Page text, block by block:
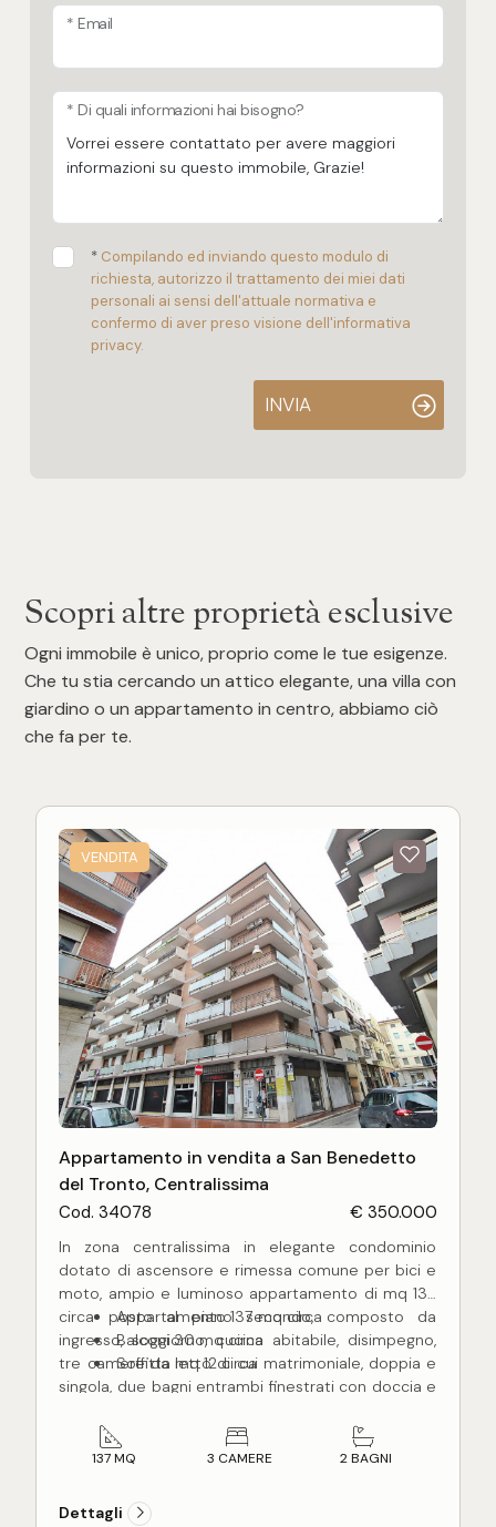
* Email
* Di quali informazioni hai bisogno?
* Compilando ed inviando questo modulo di
richiesta, autorizzo il trattamento dei miei dati
personali ai sensi dell'attuale normativa e
confermo di aver preso visione dell'informativa
privacy.
INVIA
Scopri altre proprietà esclusive
Ogni immobile è unico, proprio come le tue esigenze.
Che tu stia cercando un attico elegante, una villa con
giardino o un appartamento in centro, abbiamo ciò
che fa per te.
VENDITA
Appartamento in vendita a San Benedetto
del Tronto, Centralissima
Cod. 34078 € 350.000
In zona centralissima in elegante condominio
dotato di ascensore e rimessa comune per bici e
moto, ampio e luminoso appartamento di mq 137
circa posto al piano secondo, composto da
ingresso, soggiorno, cucina abitabile, disimpegno,
tre camere da letto di cui matrimoniale, doppia e
singola, due bagni entrambi finestrati con doccia e
circa, completo inoltre di locale soffitta di mq 12
circa al piano ultimo. L'appartamento ristrutturato
portone d'ingresso blindato, infissi in legno con
Appartamento 137 mq circa
Balconi 30 mq circa
Soffitta mq 12 circa
137 MQ 3 CAMERE 2 BAGNI
Dettagli